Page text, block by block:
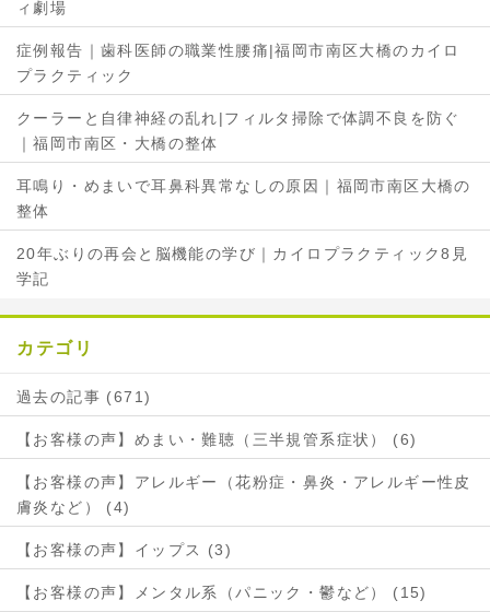
ィ劇場
症例報告｜歯科医師の職業性腰痛|福岡市南区大橋のカイロ
プラクティック
クーラーと自律神経の乱れ|フィルタ掃除で体調不良を防ぐ
｜福岡市南区・大橋の整体
耳鳴り・めまいで耳鼻科異常なしの原因｜福岡市南区大橋の
整体
20年ぶりの再会と脳機能の学び｜カイロプラクティック8見
学記
カテゴリ
過去の記事 (671)
【お客様の声】めまい・難聴（三半規管系症状） (6)
【お客様の声】アレルギー（花粉症・鼻炎・アレルギー性皮
膚炎など） (4)
【お客様の声】イップス (3)
【お客様の声】メンタル系（パニック・鬱など） (15)